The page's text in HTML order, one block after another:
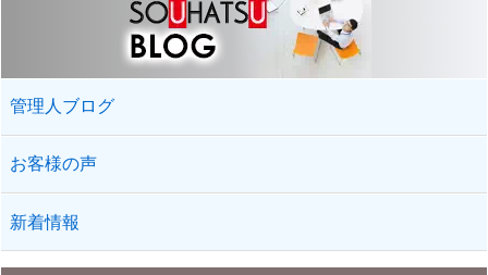
管理人ブログ
お客様の声
新着情報